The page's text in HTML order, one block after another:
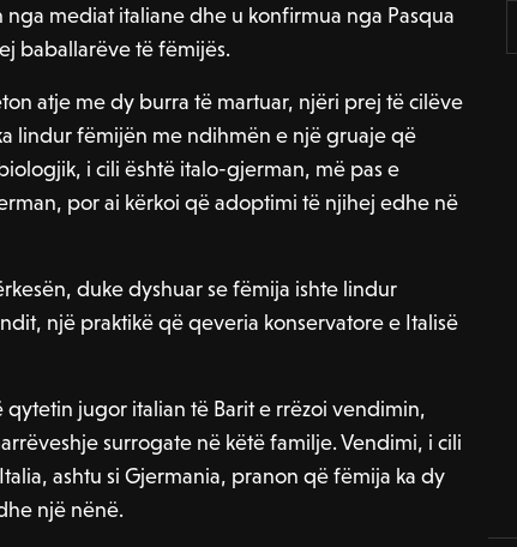
mediat italiane dhe u konfirmua nga Pasqua
baballarëve të fëmijës.
atje me dy burra të martuar, njëri prej të cilëve
lindur fëmijën me ndihmën e një gruaje që
i cili është italo-gjerman, më pas e
por ai kërkoi që adoptimi të njihej edhe në
duke dyshuar se fëmija ishte lindur
një praktikë që qeveria konservatore e Italisë
jugor italian të Barit e rrëzoi vendimin,
surrogate në këtë familje. Vendimi, i cili
ashtu si Gjermania, pranon që fëmija ka dy
një nënë.